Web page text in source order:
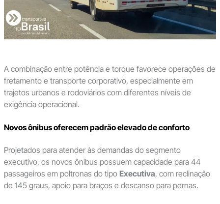
A combinação entre potência e torque favorece operações de
fretamento e transporte corporativo, especialmente em
trajetos urbanos e rodoviários com diferentes níveis de
exigência operacional.
Novos ônibus oferecem padrão elevado de conforto
Projetados para atender às demandas do segmento
executivo, os novos ônibus possuem capacidade para 44
passageiros em poltronas do tipo Executiva, com reclinação
de 145 graus, apoio para braços e descanso para pernas.